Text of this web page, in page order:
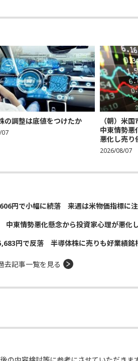
の調整は底値をつけたか
（朝）米
中東情勢悪
悪化し売り
2026/08/07
円で小幅に続落 来週は米物価指標に
中東情勢悪化懸念から投資家心理が悪化
円で反落 半導体株に売りも好業績銘
去記事一覧を見る